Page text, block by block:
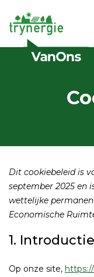
Dit cookiebeleid is
september 2025 en
wettelijke
Economische
1. Introductie
Op onze site,